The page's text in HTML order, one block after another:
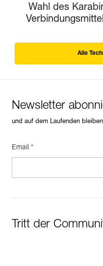
Wahl des
Alle
Newsletter
und auf dem Laufenden bleiben
Email *
Tritt der